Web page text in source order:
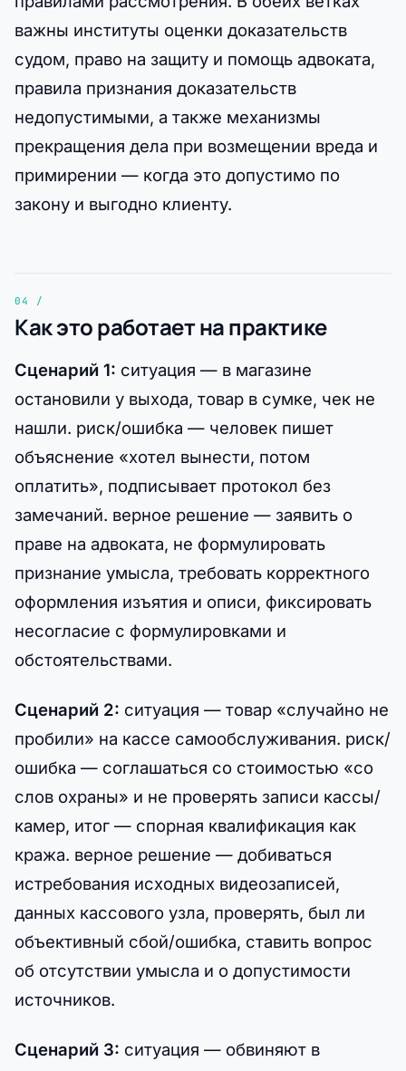
важны институты оценки доказательств
судом, право на защиту и помощь адвоката,
правила признания доказательств
недопустимыми, а также механизмы
прекращения дела при возмещении вреда и
примирении — когда это допустимо по
закону и выгодно клиенту.
Как это работает на практике
Сценарий 1: ситуация — в магазине
остановили у выхода, товар в сумке, чек не
нашли. риск/ошибка — человек пишет
объяснение «хотел вынести, потом
оплатить», подписывает протокол без
замечаний. верное решение — заявить о
праве на адвоката, не формулировать
признание умысла, требовать корректного
оформления изъятия и описи, фиксировать
несогласие с формулировками и
обстоятельствами.
Сценарий 2: ситуация — товар «случайно не
пробили» на кассе самообслуживания. риск/
ошибка — соглашаться со стоимостью «со
слов охраны» и не проверять записи кассы/
камер, итог — спорная квалификация как
кража. верное решение — добиваться
истребования исходных видеозаписей,
данных кассового узла, проверять, был ли
объективный сбой/ошибка, ставить вопрос
об отсутствии умысла и о допустимости
источников.
Сценарий 3: ситуация — обвиняют в